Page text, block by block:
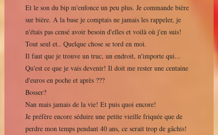
Et le son du bip m'enfonce un peu plus. Je commande bière
sur bière. A la base je comptais ne jamais les rappeler, je
n'étais pas censé avoir besoin d'elles et voilà où j'en suis!
Tout seul et.. Quelque chose se tord en moi.
Il faut que je trouve un truc, un endroit, n'importe qui...
Qu'est ce que je vais devenir! Il doit me rester une centaine
d'euros en poche et après ???
Bosser?
Nan mais jamais de la vie! Et puis quoi encore!
Je préfère encore séduire une petite vieille friquée que de
perdre mon temps pendant 40 ans, ce serait trop de gâchis!